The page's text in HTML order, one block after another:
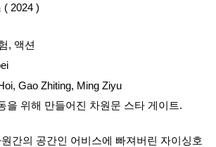
( 2024 )
, 액션
Gao Zhiting, Ming Ziyu
을 위해 만들어진 차원문 스타 게이트.
간의 공간인 어비스에 빠져버린 자이싱호